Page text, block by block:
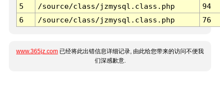
5
/source/class/jzmysql.class.php
94
6
/source/class/jzmysql.class.php 76
www.365jz.com 已经将此出错信息详细记录, 由此给您带来的访问不便我
们深感歉意.